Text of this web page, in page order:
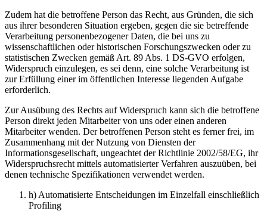
Zudem hat die betroffene Person das Recht, aus Gründen, die sich
aus ihrer besonderen Situation ergeben, gegen die sie betreffende
Verarbeitung personenbezogener Daten, die bei uns zu
wissenschaftlichen oder historischen Forschungszwecken oder zu
statistischen Zwecken gemäß Art. 89 Abs. 1 DS-GVO erfolgen,
Widerspruch einzulegen, es sei denn, eine solche Verarbeitung ist
zur Erfüllung einer im öffentlichen Interesse liegenden Aufgabe
erforderlich.
Zur Ausübung des Rechts auf Widerspruch kann sich die betroffene
Person direkt jeden Mitarbeiter von uns oder einen anderen
Mitarbeiter wenden. Der betroffenen Person steht es ferner frei, im
Zusammenhang mit der Nutzung von Diensten der
Informationsgesellschaft, ungeachtet der Richtlinie 2002/58/EG, ihr
Widerspruchsrecht mittels automatisierter Verfahren auszuüben, bei
denen technische Spezifikationen verwendet werden.
h) Automatisierte Entscheidungen im Einzelfall einschließlich
Profiling